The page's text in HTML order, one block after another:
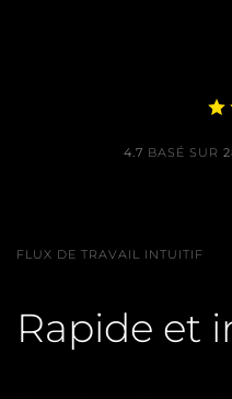
4.7 BASÉ SUR
FLUX DE TRAVAIL INTUITIF
Rapide et